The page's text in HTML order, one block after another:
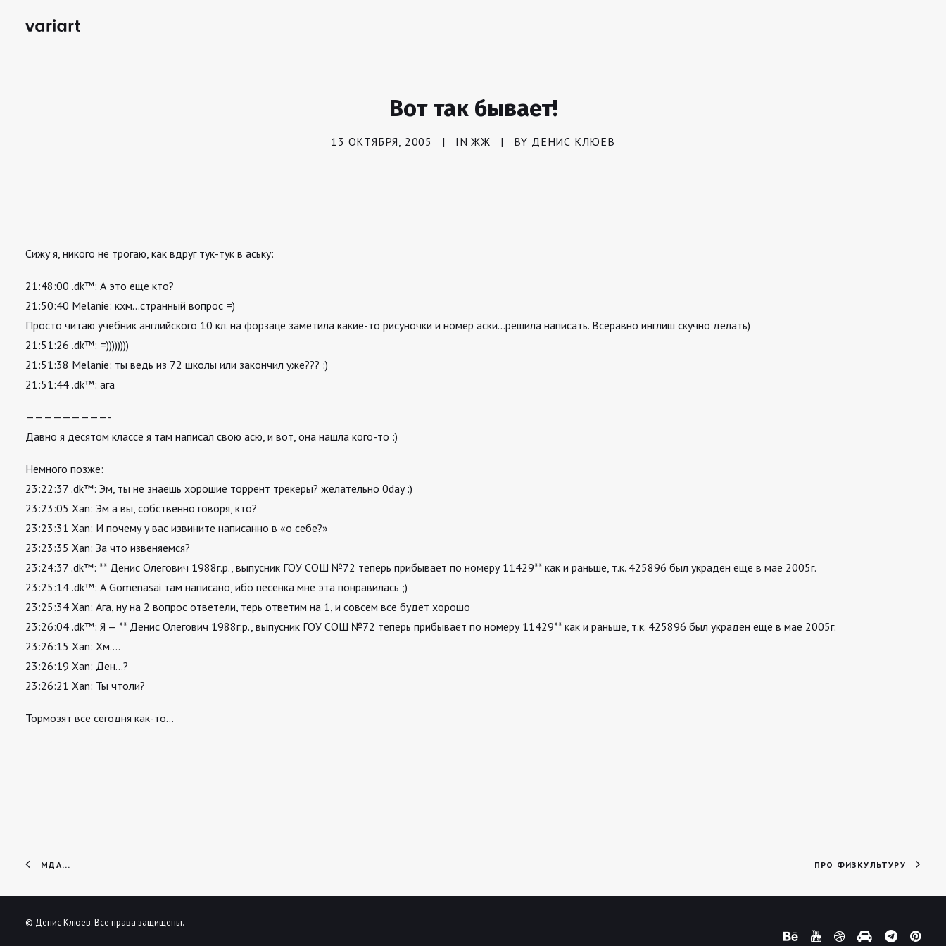
Вот так бывает!
13 ОКТЯБРЯ, 2005 | INЖЖ | BY ДЕНИС КЛЮЕВ
Сижу я, никого не трогаю, как вдруг тук-тук в аську:
21:48:00 .dk™: А это еще кто?
21:50:40 Melanie: кхм…странный вопрос =)
Просто читаю учебник английского 10 кл. на форзаце заметила какие-то рисуночки и номер аски…решила написать. Всёравно инглиш скучно делать)
21:51:26 .dk™: =))))))))
21:51:38 Melanie: ты ведь из 72 школы или закончил уже??? :)
21:51:44 .dk™: ага
—————————-
Давно я десятом классе я там написал свою асю, и вот, она нашла кого-то :)
Немного позже:
23:22:37 .dk™: Эм, ты не знаешь хорошие торрент трекеры? желательно 0day :)
23:23:05 Xan: Эм а вы, собственно говоря, кто?
23:23:31 Xan: И почему у вас извините написанно в «о себе?»
23:23:35 Xan: За что извеняемся?
23:24:37 .dk™: ** Денис Олегович 1988г.р., выпусник ГОУ СОШ №72 теперь прибывает по номеру 11429** как и раньше, т.к. 425896 был украден еще в мае 2005г.
23:25:14 .dk™: А Gomenasai там написано, ибо песенка мне эта понравилась ;)
23:25:34 Xan: Ага, ну на 2 вопрос ответели, терь ответим на 1, и совсем все будет хорошо
23:26:04 .dk™: Я — ** Денис Олегович 1988г.р., выпусник ГОУ СОШ №72 теперь прибывает по номеру 11429** как и раньше, т.к. 425896 был украден еще в мае 2005г.
23:26:15 Xan: Хм….
23:26:19 Xan: Ден…?
23:26:21 Xan: Ты чтоли?
Тормозят все сегодня как-то…
МДА... ПРО ФИЗКУЛЬТУРУ
© Денис Клюев. Все права защищены.